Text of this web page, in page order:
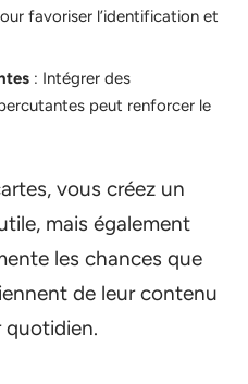
favoriser l’identification et
: Intégrer des
peut renforcer le
vous créez un
mais également
les chances que
de leur contenu
quotidien.